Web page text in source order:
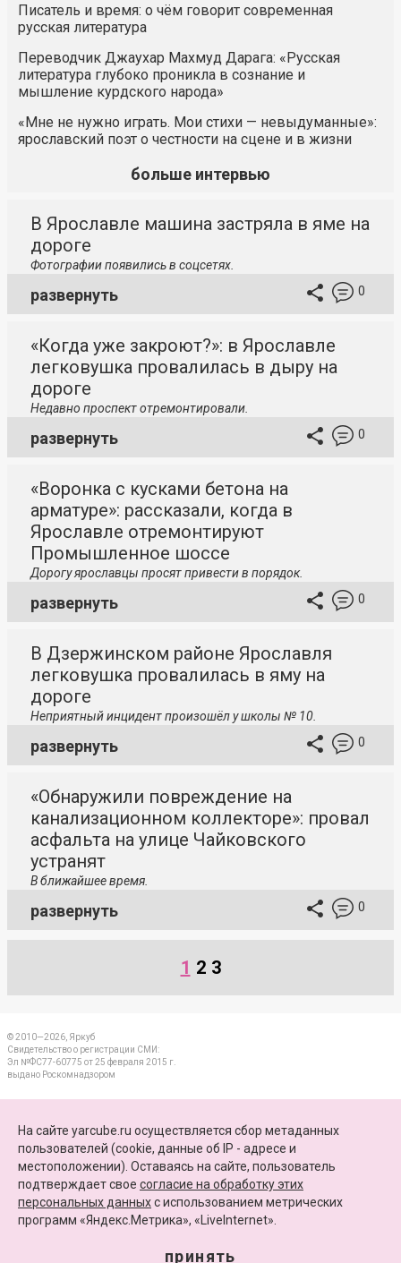
Писатель и время: о чём говорит современная
русская литература
Переводчик Джаухар Махмуд Дарага: «Русская
литература глубоко проникла в сознание и
мышление курдского народа»
«Мне не нужно играть. Мои стихи — невыдуманные»:
ярославский поэт о честности на сцене и в жизни
больше интервью
В Ярославле машина застряла в яме на
дороге
Фотографии появились в соцсетях.
развернуть 0
«Когда уже закроют?»: в Ярославле
легковушка провалилась в дыру на
дороге
Недавно проспект отремонтировали.
развернуть 0
«Воронка с кусками бетона на
арматуре»: рассказали, когда в
Ярославле отремонтируют
Промышленное шоссе
Дорогу ярославцы просят привести в порядок.
развернуть 0
В Дзержинском районе Ярославля
легковушка провалилась в яму на
дороге
Неприятный инцидент произошёл у школы № 10.
развернуть 0
«Обнаружили повреждение на
канализационном коллекторе»: провал
асфальта на улице Чайковского
устранят
В ближайшее время.
развернуть 0
1 2 3
© 2010—2026, Яркуб
Свидетельство о регистрации СМИ:
Эл №ФС77-60775 от 25 февраля 2015 г.
выдано Роскомнадзором
ПАРТНЕРЫ
КАРТА САЙТА
+7 (4852) 64-15-52
На сайте yarcube.ru осуществляется сбор метаданных
пользователей (cookie, данные об IP - адресе и
местоположении). Оставаясь на сайте, пользователь
подтверждает свое согласие на обработку этих
персональных данныхc использованием метрических
программ «Яндекс.Метрика», «LiveInternet».
принять